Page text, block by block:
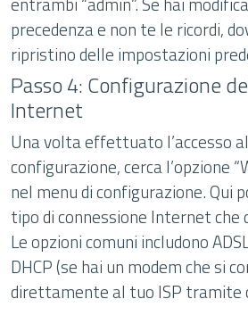
precedenza e non te le ricordi,
ripristino delle impostazioni
Passo 4: Configurazione
Internet
Una volta effettuato l’accesso
configurazione, cerca l’opzione
nel menu di configurazione. Qui
tipo di connessione Internet che
Le opzioni comuni includono
DHCP (se hai un modem che si
direttamente al tuo ISP tramite